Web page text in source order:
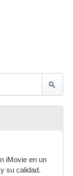
iMovie en un
su calidad.